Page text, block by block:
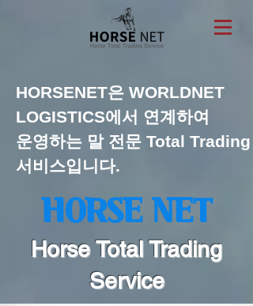
HORSENET은 WORLDNET
LOGISTICS에서 연계하여
운영하는 말 전문 Total Trading
서비스입니다.
HORSE NET
Horse Total Trading
Service